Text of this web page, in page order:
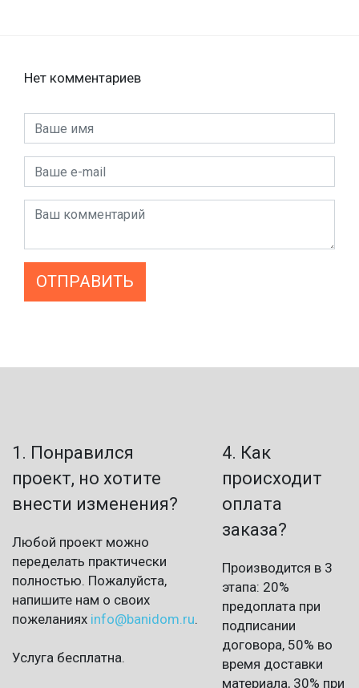
Нет комментариев
ОТПРАВИТЬ
1. Понравился
проект, но хотите
внести изменения?
Любой проект можно
переделать практически
полностью. Пожалуйста,
напишите нам о своих
пожеланиях info@banidom.ru.
Услуга бесплатна.
4. Как
происходит
оплата
заказа?
Производится в 3
этапа: 20%
предоплата при
подписании
договора, 50% во
время доставки
материала, 30% при